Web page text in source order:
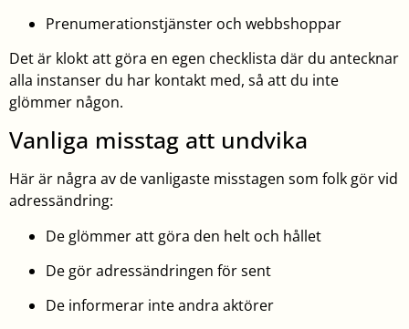
Prenumerationstjänster och webbshoppar
Det är klokt att göra en egen checklista där du antecknar
alla instanser du har kontakt med, så att du inte
glömmer någon.
Vanliga misstag att undvika
Här är några av de vanligaste misstagen som folk gör vid
adressändring:
De glömmer att göra den helt och hållet
De gör adressändringen för sent
De informerar inte andra aktörer